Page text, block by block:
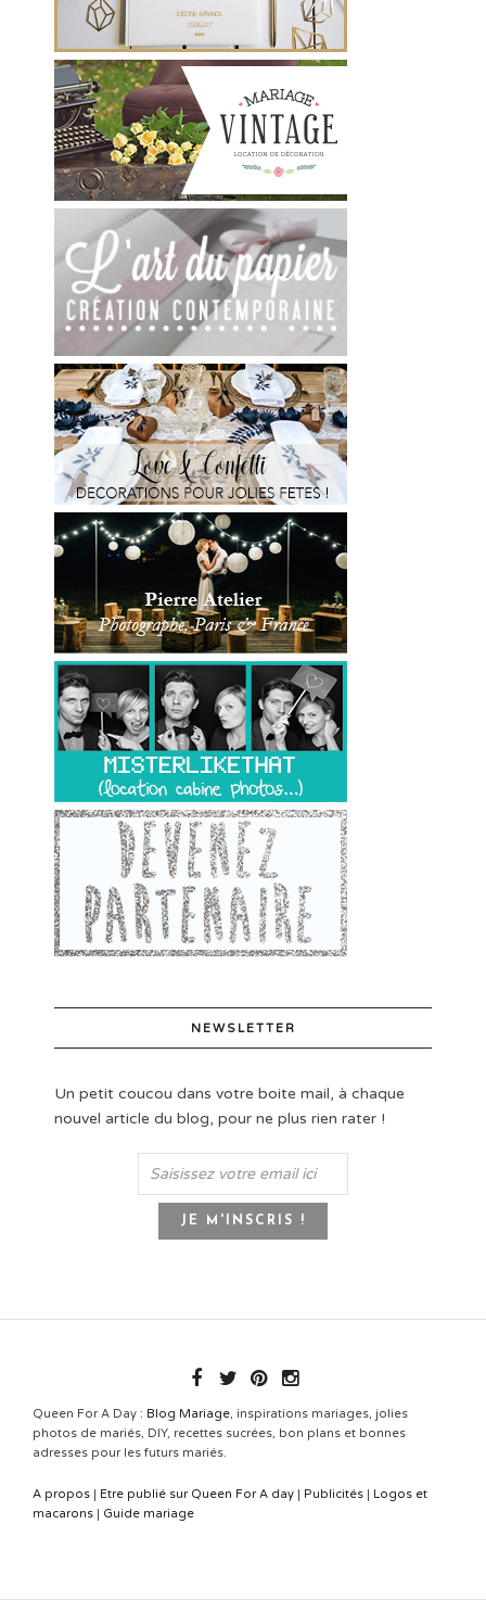
NEWSLETTER
Un petit coucou dans votre boite mail, à chaque
nouvel article du blog, pour ne plus rien rater !
Queen For A Day : Blog Mariage, inspirations mariages, jolies
photos de mariés, DIY, recettes sucrées, bon plans et bonnes
adresses pour les futurs mariés.
A propos | Etre publié sur Queen For A day | Publicités | Logos et
macarons | Guide mariage